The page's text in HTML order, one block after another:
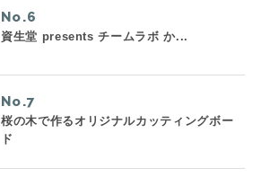
No.
資生堂 presents チームラボ か...
No.
桜の木で作るオリジナルカッティングボー
ド